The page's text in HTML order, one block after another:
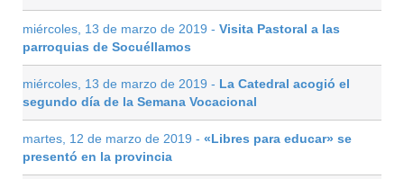
miércoles, 13 de marzo de 2019 - Visita Pastoral a las
parroquias de Socuéllamos
miércoles, 13 de marzo de 2019 - La Catedral acogió el
segundo día de la Semana Vocacional
martes, 12 de marzo de 2019 - «Libres para educar» se
presentó en la provincia